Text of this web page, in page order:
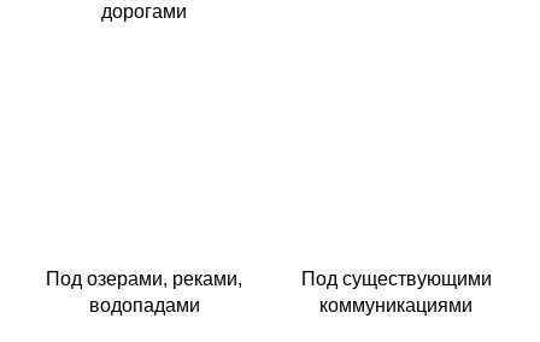
дорогами
Под озерами, реками,
водопадами
Под существующими
коммуникациями